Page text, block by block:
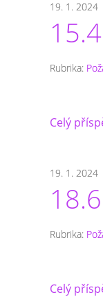
19. 1. 2024
Rubrika:
Celý
19. 1. 2024
Rubrika:
Celý